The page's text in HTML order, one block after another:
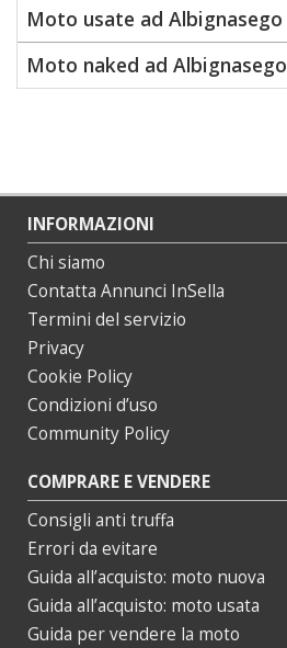
Moto usate ad Albignasego
Moto naked ad Albignasego
INFORMAZIONI
Chi siamo
Contatta Annunci InSella
Termini del servizio
Privacy
Cookie Policy
Condizioni d’uso
Community Policy
COMPRARE E VENDERE
Consigli anti truffa
Errori da evitare
Guida all’acquisto: moto nuova
Guida all’acquisto: moto usata
Guida per vendere la moto